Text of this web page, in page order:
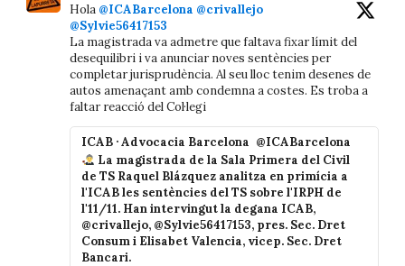
Hola @ICABarcelona @crivallejo
@Sylvie56417153
La magistrada va admetre que faltava fixar límit del
desequilibri i va anunciar noves sentències per
completar jurisprudència. Al seu lloc tenim desenes de
autos amenaçant amb condemna a costes. Es troba a
faltar reacció del Col·legi
ICAB · Advocacia Barcelona @ICABarcelona
La magistrada de la Sala Primera del Civil
de TS Raquel Blázquez analitza en primícia a
l'ICAB les sentències del TS sobre l'IRPH de
l'11/11. Han intervingut la degana ICAB,
@crivallejo, @Sylvie56417153, pres. Sec. Dret
Consum i Elisabet Valencia, vicep. Sec. Dret
Bancari.